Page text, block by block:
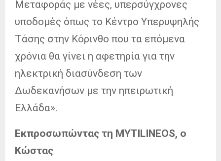
Μεταφοράς με νέες, υπερσύγχρονες
υποδομές όπως το Κέντρο Υπερυψηλής
Τάσης στην Κόρινθο που τα επόμενα
χρόνια θα γίνει η αφετηρία για την
ηλεκτρική διασύνδεση των
Δωδεκανήσων με την ηπειρωτική
Ελλάδα».
Εκπροσωπώντας τη MYTILINEOS, ο
Κώστας